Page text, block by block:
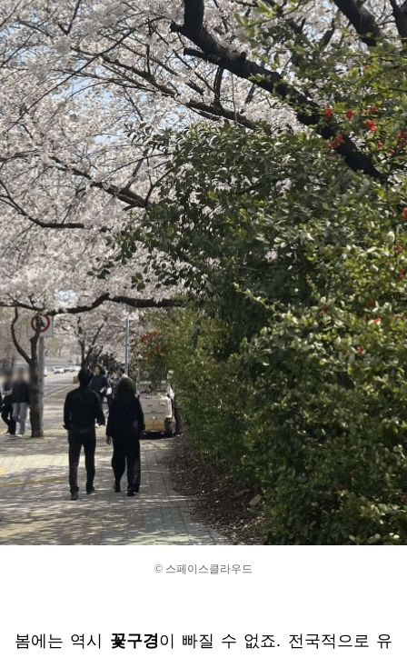
© 스페이스클라우드
봄에는 역시 꽃구경이 빠질 수 없죠. 전국적으로 유